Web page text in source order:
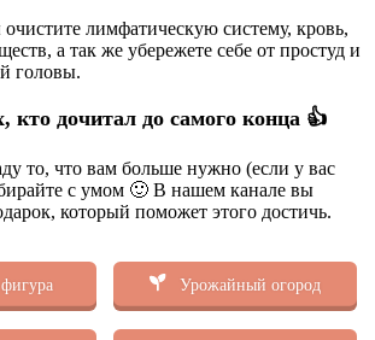
лимфатическую систему, кровь,
а так же убережете себе от простуд и
головы.
кто дочитал до самого конца 👍
то, что вам больше нужно (если у вас
с умом 🙂 В нашем канале вы
который поможет этого достичь.
Урожайный огород